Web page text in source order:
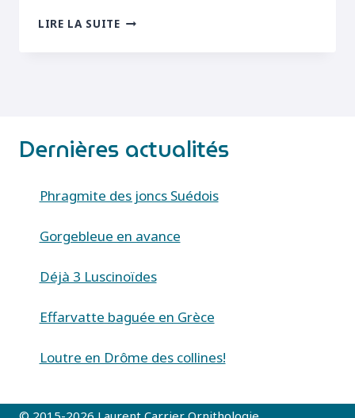
LIRE LA SUITEAZURÉ
Dernières actualités
Phragmite des joncs Suédois
Gorgebleue en avance
Déjà 3 Luscinoïdes
Effarvatte baguée en Grèce
Loutre en Drôme des collines!